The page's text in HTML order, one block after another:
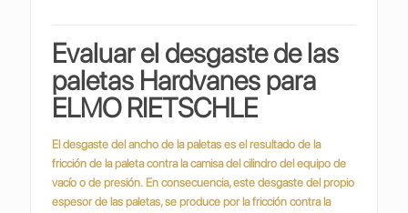
Evaluar el desgaste de las
paletas Hardvanes para
ELMO RIETSCHLE
El desgaste del ancho de la paletas es el resultado de la
fricción de la paleta contra la camisa del cilindro del equipo de
vacío o de presión. En consecuencia, este desgaste del propio
espesor de las paletas, se produce por la fricción contra la